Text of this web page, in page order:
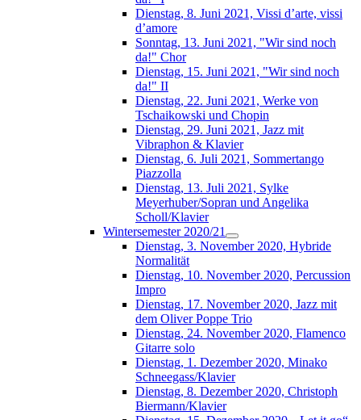
Dienstag, 8. Juni 2021, Vissi d’arte, vissi
d’amore
Sonntag, 13. Juni 2021, "Wir sind noch
da!" Chor
Dienstag, 15. Juni 2021, "Wir sind noch
da!" II
Dienstag, 22. Juni 2021, Werke von
Tschaikowski und Chopin
Dienstag, 29. Juni 2021, Jazz mit
Vibraphon & Klavier
Dienstag, 6. Juli 2021, Sommertango
Piazzolla
Dienstag, 13. Juli 2021, Sylke
Meyerhuber/Sopran und Angelika
Scholl/Klavier
Wintersemester 2020/21
Dienstag, 3. November 2020, Hybride
Normalität
Dienstag, 10. November 2020, Percussion
Impro
Dienstag, 17. November 2020, Jazz mit
dem Oliver Poppe Trio
Dienstag, 24. November 2020, Flamenco
Gitarre solo
Dienstag, 1. Dezember 2020, Minako
Schneegass/Klavier
Dienstag, 8. Dezember 2020, Christoph
Biermann/Klavier